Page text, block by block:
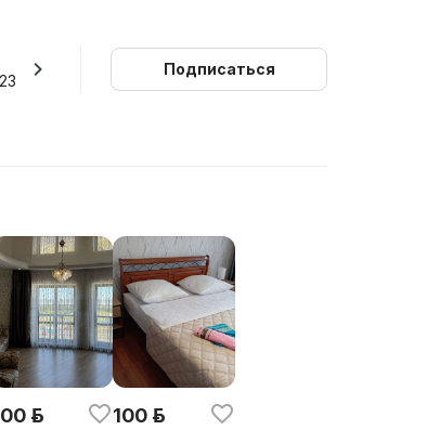
Подписаться
р. 100 р.